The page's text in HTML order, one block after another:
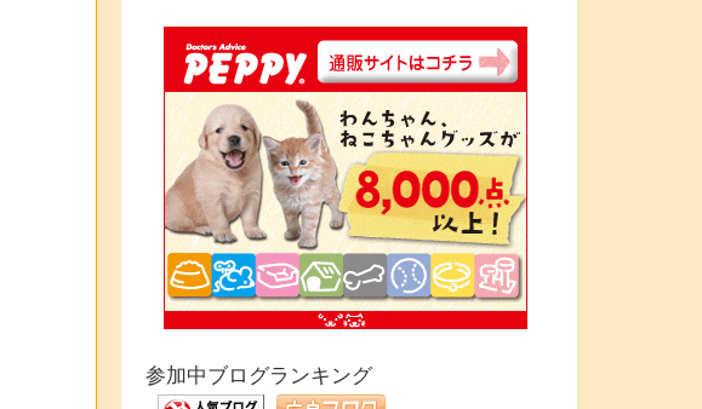
参加中ブログランキング